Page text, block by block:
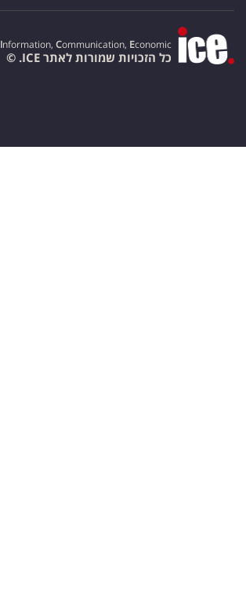
Information, Communication, Economic
כל הזכויות שמורות לאתר ICE. ©